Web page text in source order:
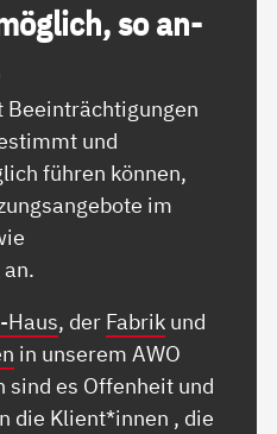
so an­
Beeinträchtigungen
und
führen können,
im
Haus, der Fabrik und
in unserem AWO
sind es Offenheit und
die Klient*innen , die